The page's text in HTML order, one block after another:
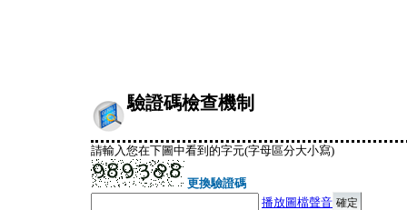
驗證碼檢查機制
請輸入您在下圖中看到的字元(字母區分大小寫)
更換驗證碼
播放圖檔聲音